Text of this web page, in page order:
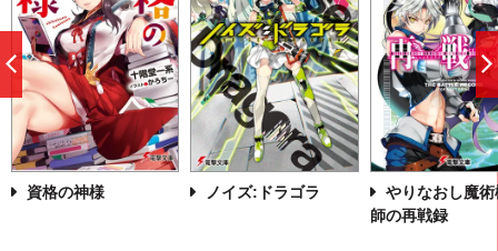
資格の神様 ノイズ:ドラゴラ
やりなおし魔術
師の再戦録
前
へ